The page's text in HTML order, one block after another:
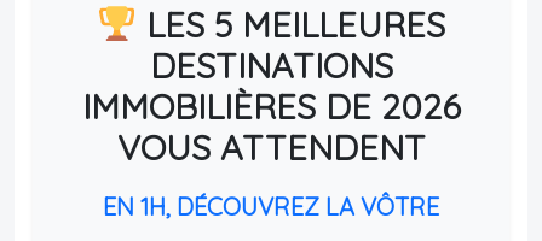
LES 5 MEILLEURES
DESTINATIONS
IMMOBILIÈRES DE 2026
VOUS ATTENDENT
EN 1H, DÉCOUVREZ LA VÔTRE